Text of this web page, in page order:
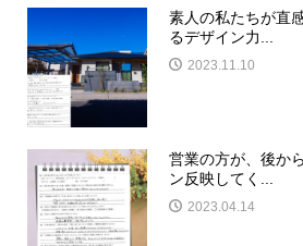
素人の私たちが直
るデザイン力...
2023.11.10
営業の方が、後か
ン反映してく...
2023.04.14